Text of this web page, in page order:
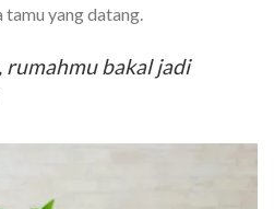
tamu yang datang.
rumahmu bakal jadi